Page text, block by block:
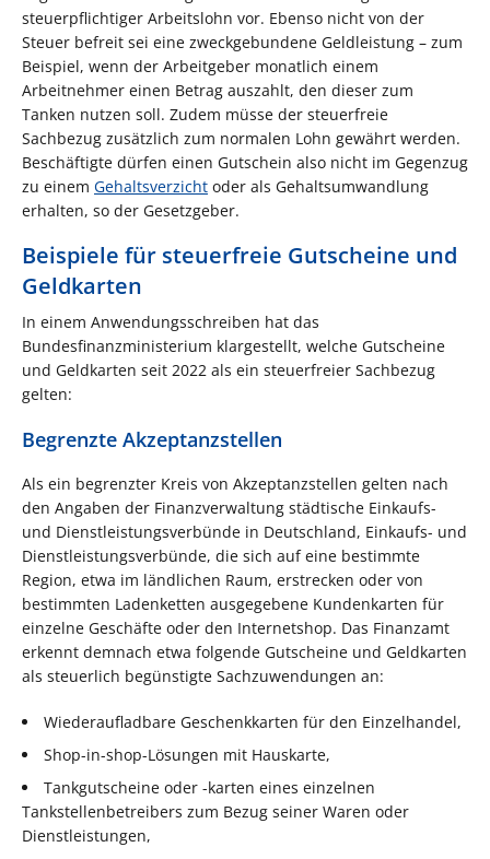
steuerpflichtiger Arbeitslohn vor. Ebenso nicht von der
Steuer befreit sei eine zweckgebundene Geldleistung – zum
Beispiel, wenn der Arbeitgeber monatlich einem
Arbeitnehmer einen Betrag auszahlt, den dieser zum
Tanken nutzen soll. Zudem müsse der steuerfreie
Sachbezug zusätzlich zum normalen Lohn gewährt werden.
Beschäftigte dürfen einen Gutschein also nicht im Gegenzug
zu einem Gehaltsverzicht oder als Gehaltsumwandlung
erhalten, so der Gesetzgeber.
Beispiele für steuerfreie Gutscheine und
Geldkarten
In einem Anwendungsschreiben hat das
Bundesfinanzministerium klargestellt, welche Gutscheine
und Geldkarten seit 2022 als ein steuerfreier Sachbezug
gelten:
Begrenzte Akzeptanzstellen
Als ein begrenzter Kreis von Akzeptanzstellen gelten nach
den Angaben der Finanzverwaltung städtische Einkaufs-
und Dienstleistungsverbünde in Deutschland, Einkaufs- und
Dienstleistungsverbünde, die sich auf eine bestimmte
Region, etwa im ländlichen Raum, erstrecken oder von
bestimmten Ladenketten ausgegebene Kundenkarten für
einzelne Geschäfte oder den Internetshop. Das Finanzamt
erkennt demnach etwa folgende Gutscheine und Geldkarten
als steuerlich begünstigte Sachzuwendungen an:
Wiederaufladbare Geschenkkarten für den Einzelhandel,
Shop-in-shop-Lösungen mit Hauskarte,
Tankgutscheine oder -karten eines einzelnen
Tankstellenbetreibers zum Bezug seiner Waren oder
Dienstleistungen,